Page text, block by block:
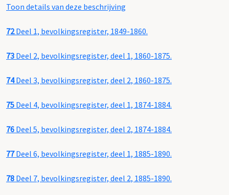
Toon details van deze beschrijving
72Deel 1, bevolkingsregister, 1849-1860.
73 Deel 2, bevolkingsregister, deel 1, 1860-1875.
74Deel 3, bevolkingsregister, deel 2, 1860-1875.
75 Deel 4, bevolkingsregister, deel 1, 1874-1884.
76 Deel 5, bevolkingsregister, deel 2, 1874-1884.
77Deel 6, bevolkingsregister, deel 1, 1885-1890.
78 Deel 7, bevolkingsregister, deel 2, 1885-1890.